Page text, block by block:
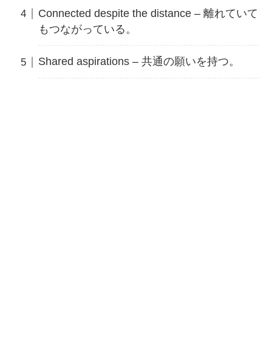
Connected despite the distance – 離れていて
もつながっている。
Shared aspirations – 共通の願いを持つ。